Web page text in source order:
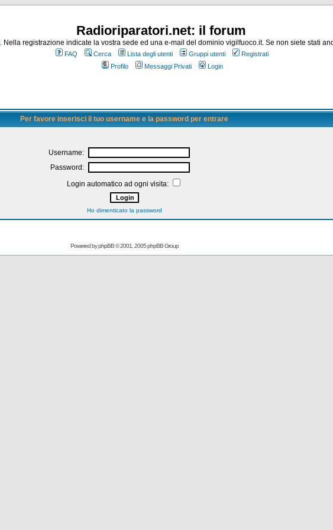
Radioriparatori.net: il forum
. Nella registrazione indicate la vostra sede ed una e-mail del dominio vigilfuoco.it. Se non siete stati
FAQ Cerca Lista degli utenti Gruppi utenti
Registrati
Profilo
Messaggi Privati Login
Per favore inserisci il tuo username e la password per entrare
Username:
Password:
Login automatico ad ogni visita:
Ho dimenticato la password
Powered byphpBB© 2001, 2005 phpBB Group